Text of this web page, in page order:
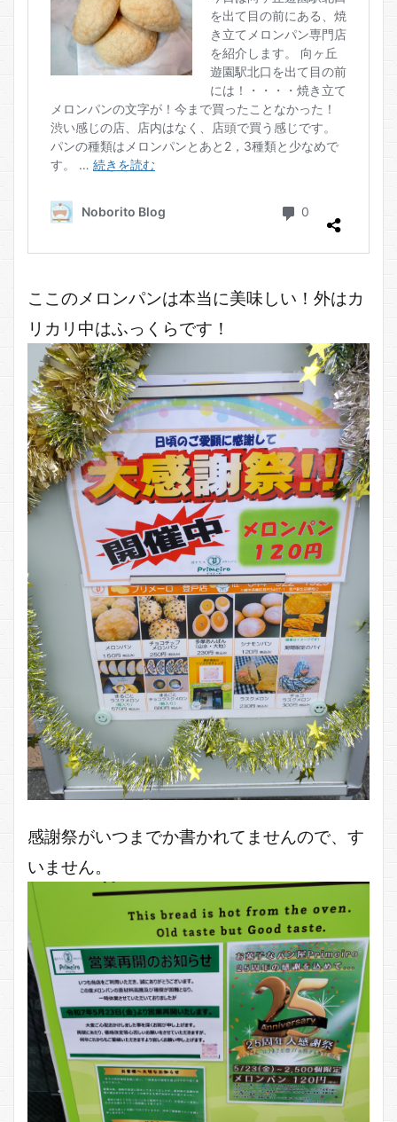
ここのメロンパンは本当に美味しい！外はカ
リカリ中はふっくらです！
感謝祭がいつまでか書かれてませんので、す
いません。